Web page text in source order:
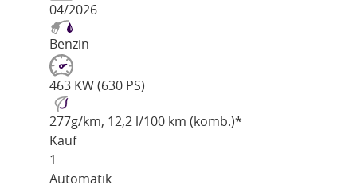
04/2026
Benzin
463 KW (630 PS)
277g/km, 12,2 l/100 km (komb.)*
Kauf
1
Automatik